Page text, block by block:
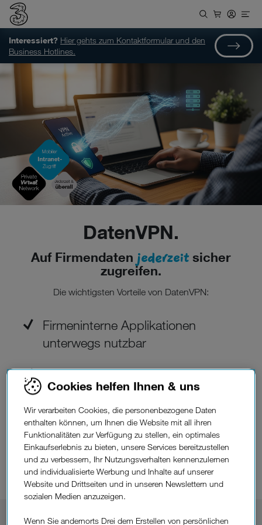
Interessiert? Hier gehts zum Kontaktformular und den
Business Hotlines.
DatenVPN.
Auf Firmendaten jederzeit sicher
zugreifen.
Die wichtigsten Vorteile von DatenVPN:
Firmeninterne Applikationen
unterwegs nutzbar
Sicherer Schutz vor Fremdzugriffen
Mobiler Zugriff aufs Intranet
Remote Zugriff auf Ihr 5G Private
Network
Cookies helfen Ihnen & uns
Wir verarbeiten Cookies, die personenbezogene Daten
enthalten können, um Ihnen die Website mit all ihren
Funktionalitäten zur Verfügung zu stellen, ein optimales
Einkaufserlebnis zu bieten, unsere Services bereitzustellen
und zu verbessern, Ihr Nutzungsverhalten kennenzulernen
und individualisierte Werbung und Inhalte auf unserer
Website und Drittseiten und in unseren Newslettern und
sozialen Medien anzuzeigen.
Wenn Sie andernorts Drei dem Erstellen von persönlichen